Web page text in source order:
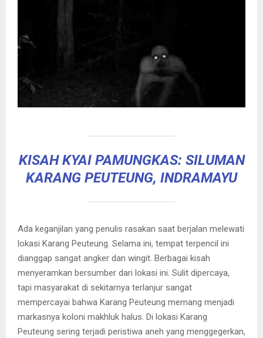
KISAH KYAI PAMUNGKAS: SILUMAN
KARANG PEUTEUNG, INDRAMAYU
Ada keganjilan yang penulis rasakan saat berjalan melewati
lokasi Karang Peuteung. Selama ini, tempat terpencil ini
dianggap sangat angker dan wingit. Berbagai kisah
menyeramkan bersumber dari lokasi ini. Sulit dipercaya,
tapi masyarakat di sekitarnya terlanjur sangat
mempercayai bahwa Karang Peuteung memang menjadi
markasnya koloni makhluk halus. Di lokasi Karang
Peuteung sering terjadi peristiwa aneh yang menggegerkan,